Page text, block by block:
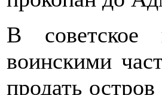
В советское
воинскими
продать